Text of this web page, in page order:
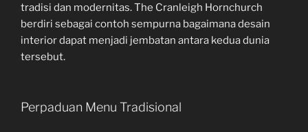
tradisi dan modernitas. The Cranleigh Hornchurch
berdiri sebagai contoh sempurna bagaimana desain
interior dapat menjadi jembatan antara kedua dunia
tersebut.
Perpaduan Menu Tradisional